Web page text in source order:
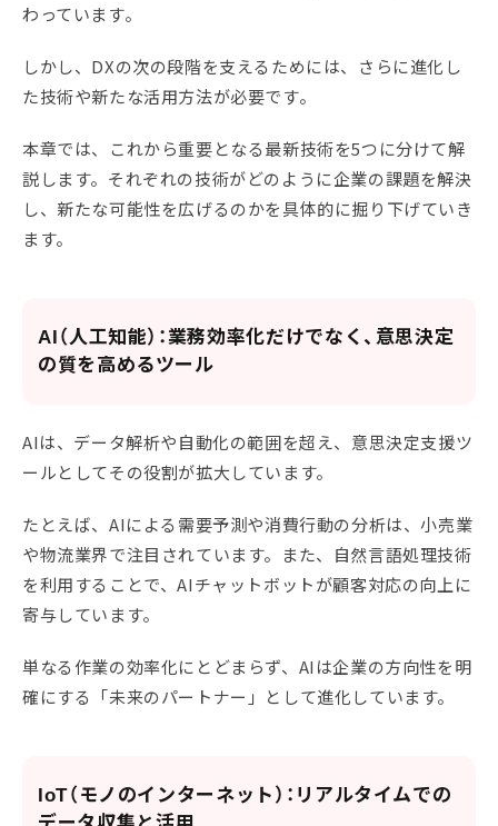
わっています。
しかし、DXの次の段階を支えるためには、さらに進化し
た技術や新たな活用方法が必要です。
本章では、これから重要となる最新技術を5つに分けて解
説します。それぞれの技術がどのように企業の課題を解決
し、新たな可能性を広げるのかを具体的に掘り下げていき
ます。
AI（人工知能）：業務効率化だけでなく、意思決定
の質を高めるツール
AIは、データ解析や自動化の範囲を超え、意思決定支援ツ
ールとしてその役割が拡大しています。
たとえば、AIによる需要予測や消費行動の分析は、小売業
や物流業界で注目されています。また、自然言語処理技術
を利用することで、AIチャットボットが顧客対応の向上に
寄与しています。
単なる作業の効率化にとどまらず、AIは企業の方向性を明
確にする「未来のパートナー」として進化しています。
IoT（モノのインターネット）：リアルタイムでの